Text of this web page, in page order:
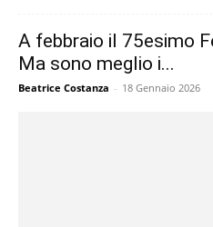
A febbraio il 75esimo
Ma sono meglio i...
Beatrice Costanza - 18 Gennaio 2026